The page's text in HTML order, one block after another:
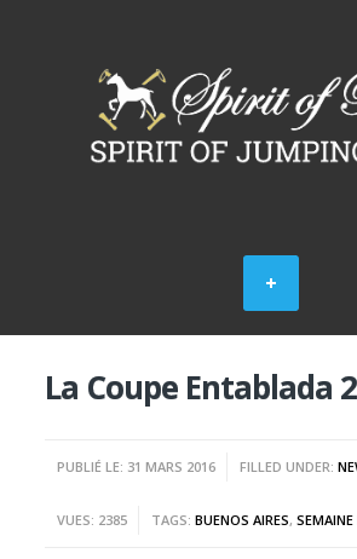
La Coupe Entablada
PUBLIÉ LE: 31 MARS 2016 FILLED UNDER:
VUES: 2385 TAGS:BUENOS AIRES,